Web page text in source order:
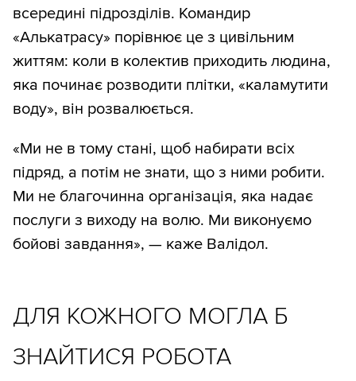
всередині підрозділів. Командир
«Алькатрасу» порівнює це з цивільним
життям: коли в колектив приходить людина,
яка починає розводити плітки, «каламутити
воду», він розвалюється.
«Ми не в тому стані, щоб набирати всіх
підряд, а потім не знати, що з ними робити.
Ми не благочинна організація, яка надає
послуги з виходу на волю. Ми виконуємо
бойові завдання», — каже Валідол.
ДЛЯ КОЖНОГО МОГЛА Б
ЗНАЙТИСЯ РОБОТА